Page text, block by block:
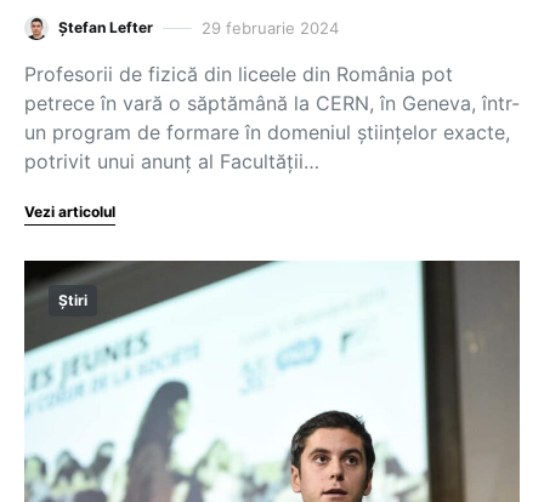
Ștefan Lefter 29 februarie 2024
Profesorii de fizică din liceele din România pot
petrece în vară o săptămână la CERN, în Geneva, într-
un program de formare în domeniul științelor exacte,
potrivit unui anunț al Facultății…
Vezi articolul
Știri